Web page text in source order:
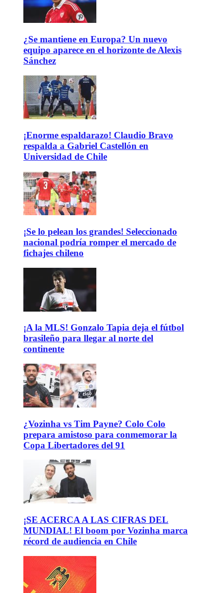
¿Se mantiene en Europa? Un nuevo
equipo aparece en el horizonte de Alexis
Sánchez
¡Enorme espaldarazo! Claudio Bravo
respalda a Gabriel Castellón en
Universidad de Chile
¡Se lo pelean los grandes! Seleccionado
nacional podría romper el mercado de
fichajes chileno
¡A la MLS! Gonzalo Tapia deja el fútbol
brasileño para llegar al norte del
continente
¿Vozinha vs Tim Payne? Colo Colo
prepara amistoso para conmemorar la
Copa Libertadores del 91
¡SE ACERCA A LAS CIFRAS DEL
MUNDIAL! El boom por Vozinha marca
récord de audiencia en Chile